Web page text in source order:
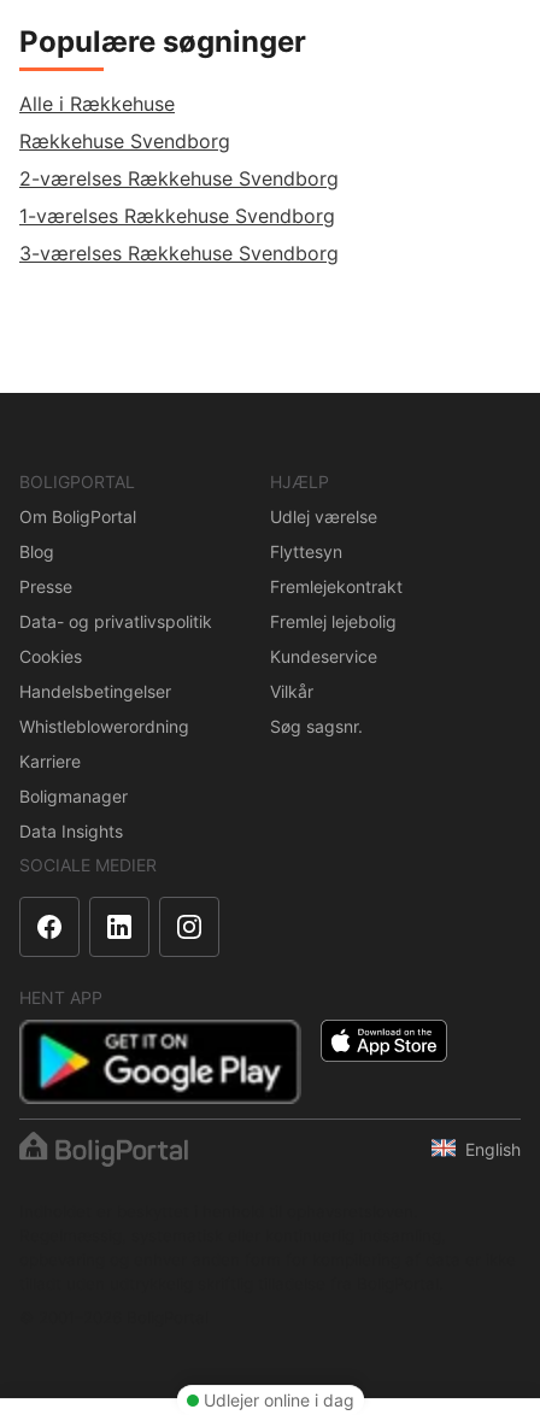
Udlejer online i dag
Populære søgninger
Alle i Rækkehuse
Rækkehuse Svendborg
2-værelses Rækkehuse Svendborg
1-værelses Rækkehuse Svendborg
3-værelses Rækkehuse Svendborg
BOLIGPORTAL
Om BoligPortal
Blog
Presse
Data- og privatlivspolitik
Cookies
Handelsbetingelser
Whistleblowerordning
Karriere
Boligmanager
Data Insights
HJÆLP
Udlej værelse
Flyttesyn
Fremlejekontrakt
Fremlej lejebolig
Kundeservice
Vilkår
Søg sagsnr.
SOCIALE MEDIER
HENT APP
English